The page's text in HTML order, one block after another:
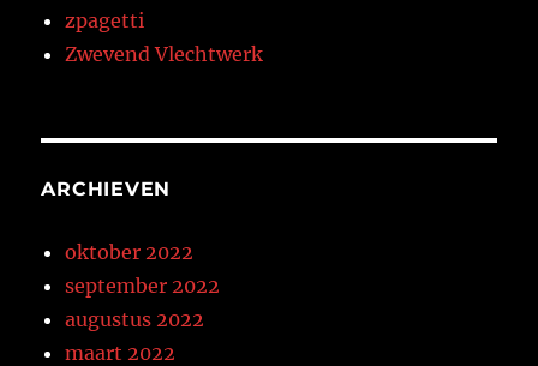
zpagetti
Zwevend Vlechtwerk
ARCHIEVEN
oktober 2022
september 2022
augustus 2022
maart 2022